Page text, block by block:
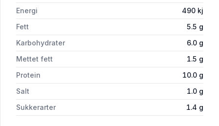
Energi
490 kj
Fett
5.5 g
Karbohydrater
6.0 g
Mettet fett
1.5 g
Protein
10.0 g
Salt
1.0 g
Sukkerarter
1.4 g